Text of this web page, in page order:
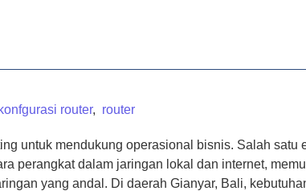
router, router
untuk mendukung operasional bisnis. Salah satu
perangkat dalam jaringan lokal dan internet,
yang andal. Di daerah Gianyar, Bali,